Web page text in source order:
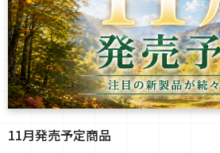
11月発売予定商品